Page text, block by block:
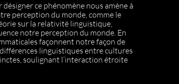
désigner ce phénomène nous amène à
perception du monde, comme le
sur la relativité linguistique,
notre perception du monde. En
façonnent notre façon de
linguistiques entre cultures
soulignant l’interaction étroite